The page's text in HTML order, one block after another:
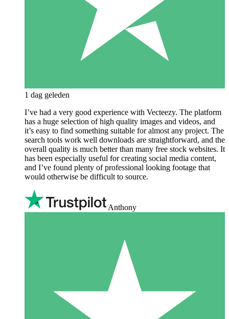
1 dag geleden
I’ve had a very good experience with Vecteezy. The platform
has a huge selection of high quality images and videos, and
it’s easy to find something suitable for almost any project. The
search tools work well downloads are straightforward, and the
overall quality is much better than many free stock websites. It
has been especially useful for creating social media content,
and I’ve found plenty of professional looking footage that
would otherwise be difficult to source.
Anthony